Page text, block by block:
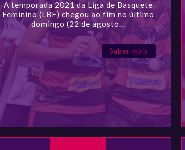
A temporada 2021 da Liga de Basquete
Feminino (LBF) chegou ao fim no último
domingo (22 de agosto...
Saber mais